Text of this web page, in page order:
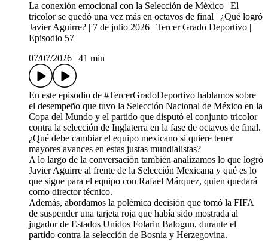
La conexión emocional con la Selección de México | El
tricolor se quedó una vez más en octavos de final | ¿Qué logró
Javier Aguirre? | 7 de julio 2026 | Tercer Grado Deportivo |
Episodio 57
07/07/2026
41 min
En este episodio de #TercerGradoDeportivo hablamos sobre
el desempeño que tuvo la Selección Nacional de México en la
Copa del Mundo y el partido que disputó el conjunto tricolor
contra la selección de Inglaterra en la fase de octavos de final.
¿Qué debe cambiar el equipo mexicano si quiere tener
mayores avances en estas justas mundialistas?
A lo largo de la conversación también analizamos lo que logró
Javier Aguirre al frente de la Selección Mexicana y qué es lo
que sigue para el equipo con Rafael Márquez, quien quedará
como director técnico.
Además, abordamos la polémica decisión que tomó la FIFA
de suspender una tarjeta roja que había sido mostrada al
jugador de Estados Unidos Folarin Balogun, durante el
partido contra la selección de Bosnia y Herzegovina.